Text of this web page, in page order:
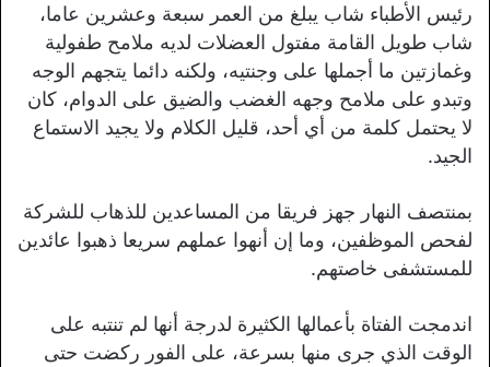
رئيس الأطباء شاب يبلغ من العمر سبعة وعشرين عاما،
شاب طويل القامة مفتول العضلات لديه ملامح طفولية
وغمازتين ما أجملها على وجنتيه، ولكنه دائما يتجهم الوجه
وتبدو على ملامح وجهه الغضب والضيق على الدوام، كان
لا يحتمل كلمة من أي أحد، قليل الكلام ولا يجيد الاستماع
الجيد.
بمنتصف النهار جهز فريقا من المساعدين للذهاب للشركة
لفحص الموظفين، وما إن أنهوا عملهم سريعا ذهبوا عائدين
للمستشفى خاصتهم.
اندمجت الفتاة بأعمالها الكثيرة لدرجة أنها لم تنتبه على
الوقت الذي جرى منها بسرعة، على الفور ركضت حتى